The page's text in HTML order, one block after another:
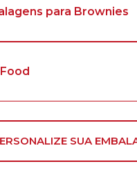
para Brownies
SUA